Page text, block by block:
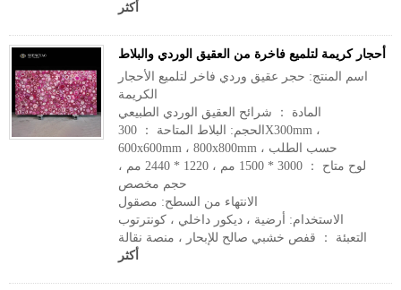
أكثر
أحجار كريمة لتلميع فاخرة من العقيق الوردي والبلاط
اسم المنتج: حجر عقيق وردي فاخر لتلميع الأحجار
الكريمة
المادة ： شرائح العقيق الوردي الطبيعي
الحجم: البلاط المتاحة ： 300X300mm ،
600x600mm ، 800x800mm ، حسب الطلب
لوح متاح ： 3000 * 1500 مم ، 1220 * 2440 مم ،
حجم مخصص
الانتهاء من السطح: مصقول
الاستخدام: أرضية ، ديكور داخلي ، كونترتوب
التعبئة ： قفص خشبي صالح للإبحار ، منصة نقالة
أكثر